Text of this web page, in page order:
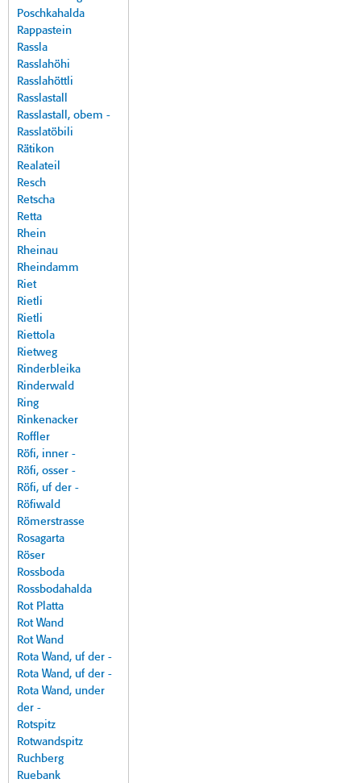
Poschkahalda
Rappastein
Rassla
Rasslahöhi
Rasslahöttli
Rasslastall
Rasslastall, obem -
Rasslatöbili
Rätikon
Realateil
Resch
Retscha
Retta
Rhein
Rheinau
Rheindamm
Riet
Rietli
Rietli
Riettola
Rietweg
Rinderbleika
Rinderwald
Ring
Rinkenacker
Roffler
Röfi, inner -
Röfi, osser -
Röfi, uf der -
Röfiwald
Römerstrasse
Rosagarta
Röser
Rossboda
Rossbodahalda
Rot Platta
Rot Wand
Rot Wand
Rota Wand, uf der -
Rota Wand, uf der -
Rota Wand, under
der -
Rotspitz
Rotwandspitz
Ruchberg
Ruebank